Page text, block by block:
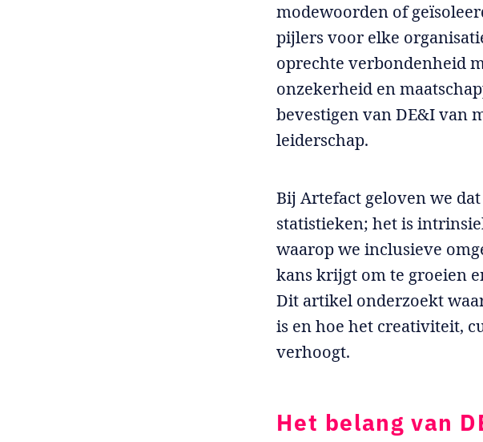
modewoorden of
pijlers voor elke
oprechte verbondenheid
onzekerheid en
bevestigen van DE&I van
leiderschap.
Bij Artefact geloven we
statistieken; het is
waarop we inclusieve
kans krijgt om te groeien
Dit artikel onderzoekt
is en hoe het creativiteit,
verhoogt.
Het belang van